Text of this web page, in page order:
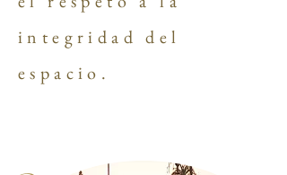
integridad del
espacio.